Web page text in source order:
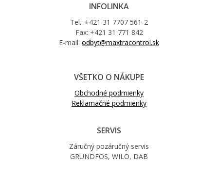
INFOLINKA
Tel.: +421 31 7707 561-2
Fax: +421 31 771 842
E-mail: odbyt@maxtracontrol.sk
VŠETKO O NÁKUPE
Obchodné podmienky
Reklamačné podmienky
SERVIS
Záručný pozáručný servis
GRUNDFOS, WILO, DAB